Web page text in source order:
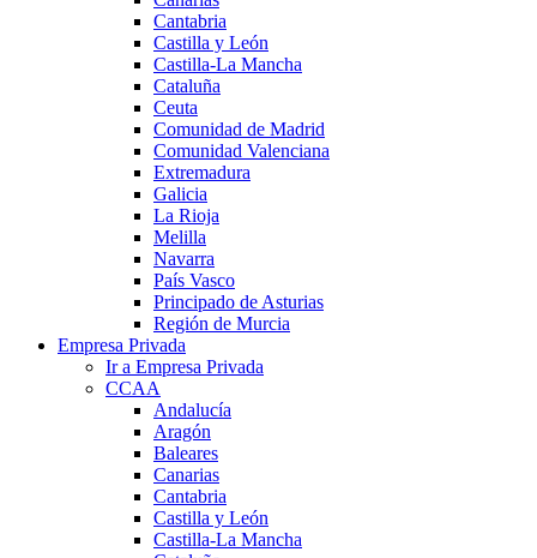
Cantabria
Castilla y León
Castilla-La Mancha
Cataluña
Ceuta
Comunidad de Madrid
Comunidad Valenciana
Extremadura
Galicia
La Rioja
Melilla
Navarra
País Vasco
Principado de Asturias
Región de Murcia
Empresa Privada
Ir a Empresa Privada
CCAA
Andalucía
Aragón
Baleares
Canarias
Cantabria
Castilla y León
Castilla-La Mancha